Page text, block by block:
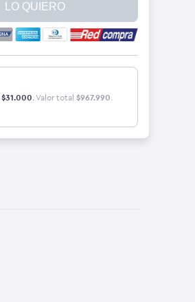
LO QUIERO
$31.000 Valor total $967.990